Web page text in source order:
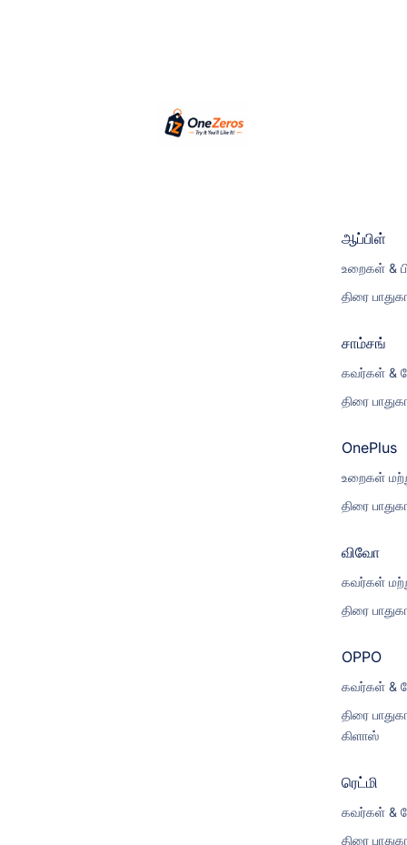
ஆப்பிள்
உறைகள் &
திரை
சாம்சங்
கவர்கள் &
திரை
OnePlus
உறைகள்
திரை
விவோ
கவர்கள்
திரை
OPPO
கவர்கள் &
திரை
கிளாஸ்
ரெட்மி
கவர்கள் &
திரை